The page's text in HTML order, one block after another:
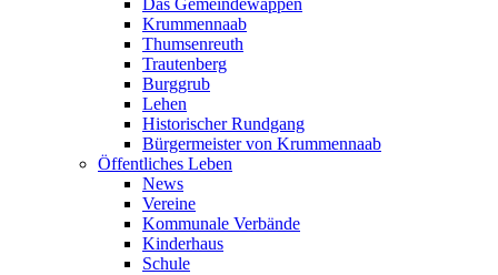
Das Gemeindewappen
Krummennaab
Thumsenreuth
Trautenberg
Burggrub
Lehen
Historischer Rundgang
Bürgermeister von Krummennaab
Öffentliches Leben
News
Vereine
Kommunale Verbände
Kinderhaus
Schule